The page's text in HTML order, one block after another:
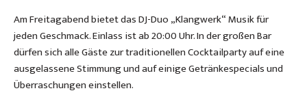
Am Freitagabend bietet das DJ-Duo „Klangwerk“ Musik für
jeden Geschmack. Einlass ist ab 20:00 Uhr. In der großen Bar
dürfen sich alle Gäste zur traditionellen Cocktailparty auf eine
ausgelassene Stimmung und auf einige Getränkespecials und
Überraschungen einstellen.